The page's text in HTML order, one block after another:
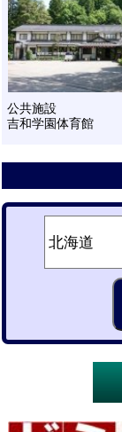
公共施設
吉和学園体育館